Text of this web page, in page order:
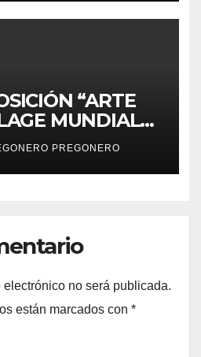
“ARTE
MUNDIAL
EN JACONA
PREGONERO
no será publicada.
están marcados con *